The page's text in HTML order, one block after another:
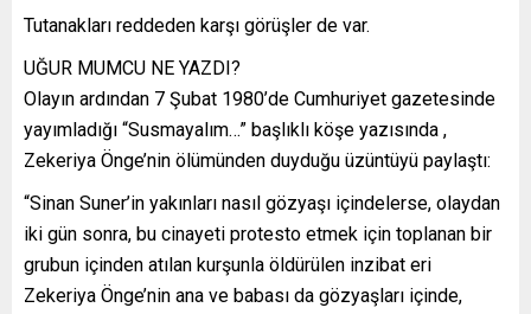
Tutanakları reddeden karşı görüşler de var.
UĞUR MUMCU NE YAZDI?
Olayın ardından 7 Şubat 1980’de Cumhuriyet gazetesinde
yayımladığı “Susmayalım…” başlıklı köşe yazısında ,
Zekeriya Önge’nin ölümünden duyduğu üzüntüyü paylaştı:
“Sinan Suner’in yakınları nasıl gözyaşı içindelerse, olaydan
iki gün sonra, bu cinayeti protesto etmek için toplanan bir
grubun içinden atılan kurşunla öldürülen inzibat eri
Zekeriya Önge’nin ana ve babası da gözyaşları içinde,